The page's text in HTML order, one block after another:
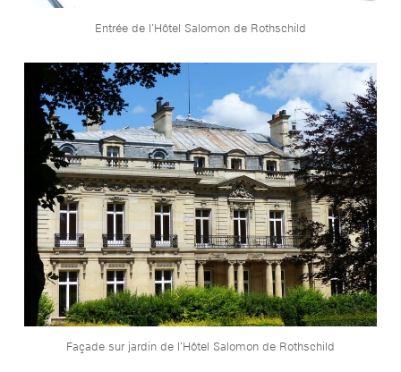
Entrée de l’Hôtel Salomon de Rothschild
Façade sur jardin de l’Hôtel Salomon de Rothschild